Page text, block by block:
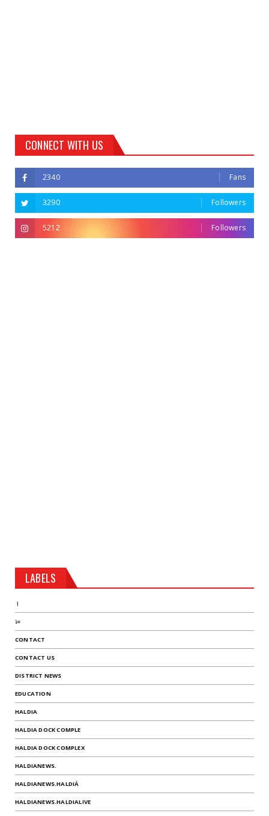
CONNECT WITH US
2340 Fans
3290 Followers
5212 Followers
LABELS
।
১০
CONTACT
CONTACT US
DISTRICT NEWS
EDUCATION
HALDIA
HALDIA DOCK COMPLE
HALDIA DOCK COMPLEX
HALDIANEWS.
HALDIANEWS.HALDIÁ
HALDIANEWS.HALDIALIVE